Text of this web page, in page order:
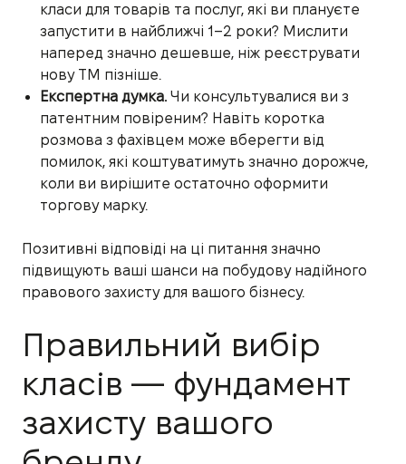
класи для товарів та послуг, які ви плануєте
запустити в найближчі 1–2 роки? Мислити
наперед значно дешевше, ніж реєструвати
нову ТМ пізніше.
Експертна думка. Чи консультувалися ви з
патентним повіреним? Навіть коротка
розмова з фахівцем може вберегти від
помилок, які коштуватимуть значно дорожче,
коли ви вирішите остаточно оформити
торгову марку.
Позитивні відповіді на ці питання значно
підвищують ваші шанси на побудову надійного
правового захисту для вашого бізнесу.
Правильний вибір
класів — фундамент
захисту вашого